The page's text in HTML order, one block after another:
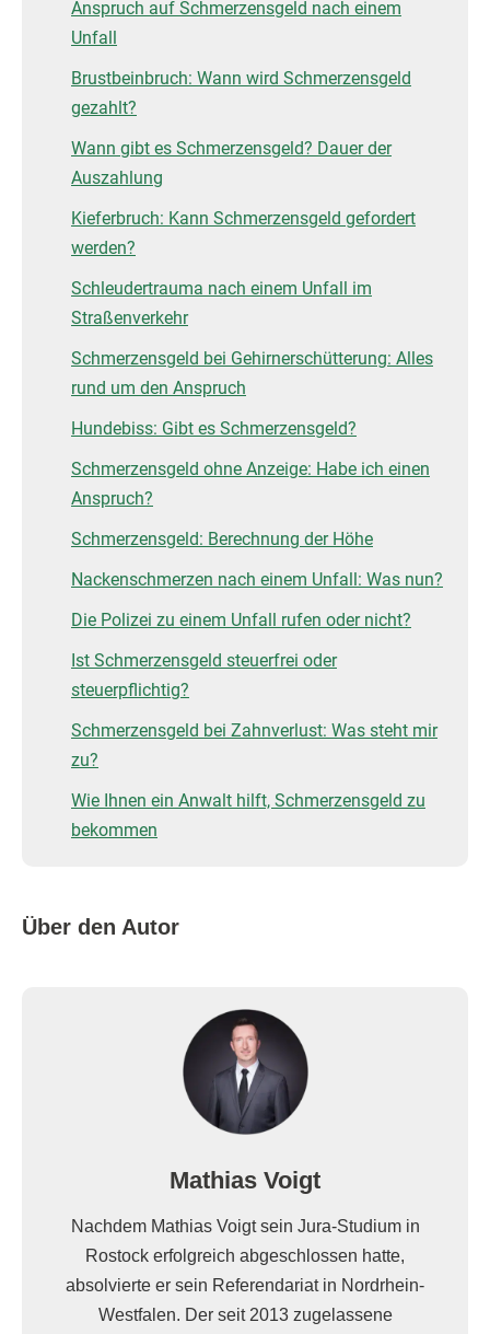
Anspruch auf Schmerzensgeld nach einem
Unfall
Brustbeinbruch: Wann wird Schmerzensgeld
gezahlt?
Wann gibt es Schmerzensgeld? Dauer der
Auszahlung
Kieferbruch: Kann Schmerzensgeld gefordert
werden?
Schleudertrauma nach einem Unfall im
Straßenverkehr
Schmerzensgeld bei Gehirnerschütterung: Alles
rund um den Anspruch
Hundebiss: Gibt es Schmerzensgeld?
Schmerzensgeld ohne Anzeige: Habe ich einen
Anspruch?
Schmerzensgeld: Berechnung der Höhe
Nackenschmerzen nach einem Unfall: Was nun?
Die Polizei zu einem Unfall rufen oder nicht?
Ist Schmerzensgeld steuerfrei oder
steuerpflichtig?
Schmerzensgeld bei Zahnverlust: Was steht mir
zu?
Wie Ihnen ein Anwalt hilft, Schmerzensgeld zu
bekommen
Über den Autor
Mathias Voigt
Nachdem Mathias Voigt sein Jura-Studium in
Rostock erfolgreich abgeschlossen hatte,
absolvierte er sein Referendariat in Nordrhein-
Westfalen. Der seit 2013 zugelassene